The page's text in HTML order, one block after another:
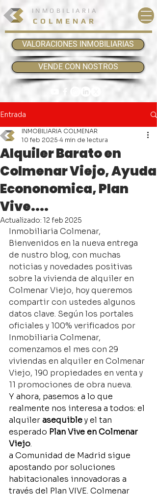
INMOBILIARIA
COLMENAR
VALORACIONES INMOBILIARIAS
VENDE CON NOSTROS
Entrada
Alquiler Barato en
Colmenar Viejo, Ayuda
Econonomica, Plan
Vive....
INMOBILIARIA COLMENAR
10 feb 2025 4 min de lectura
Actualizado: 12 feb 2025
Inmobiliaria Colmenar,
Bienvenidos en la nueva entrega
de nustro blog, con muchas
noticias y novedades positivas
sobre la vivienda de alquiler en
Colmenar Viejo, hoy queremos
compartir con ustedes algunos
datos clave. Según los portales
oficiales y 100% verificados por
Inmobiliaria Colmenar,
comenzamos el mes con 29
viviendas en alquiler en Colmenar
Viejo, 190 propiedades en venta y
11 promociones de obra nueva.
Y ahora, pasemos a lo que
realmente nos interesa a todos: el
alquiler asequible y el tan
esperado Plan Vive en Colmenar
Viejo.
a Comunidad de Madrid sigue
apostando por soluciones
habitacionales innovadoras a
través del Plan VIVE. Colmenar